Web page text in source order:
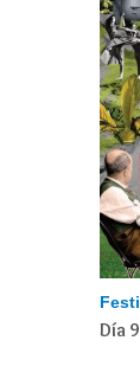
Día